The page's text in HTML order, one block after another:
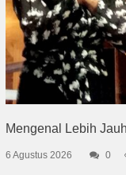
Mengenal Lebih
6 Agustus 2026 0